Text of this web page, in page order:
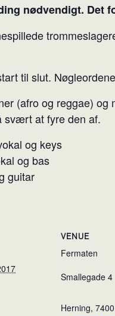
nødvendigt. Det
til slut.
(afro og reggae)
svært at fyre den af.
og keys
og bas
guitar
VENUE
Fermaten
Smallegade 4
Herning, 7400